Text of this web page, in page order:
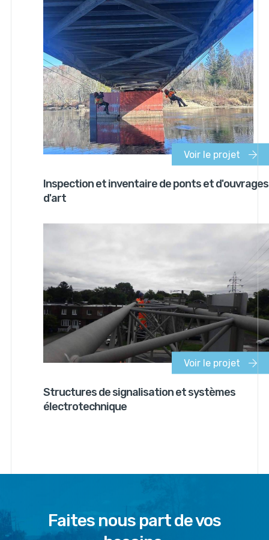
Voir le projet
Inspection et inventaire de ponts et d'ouvrages
d'art
Voir le projet
Structures de signalisation et systèmes
électrotechnique
Faites nous part de vos